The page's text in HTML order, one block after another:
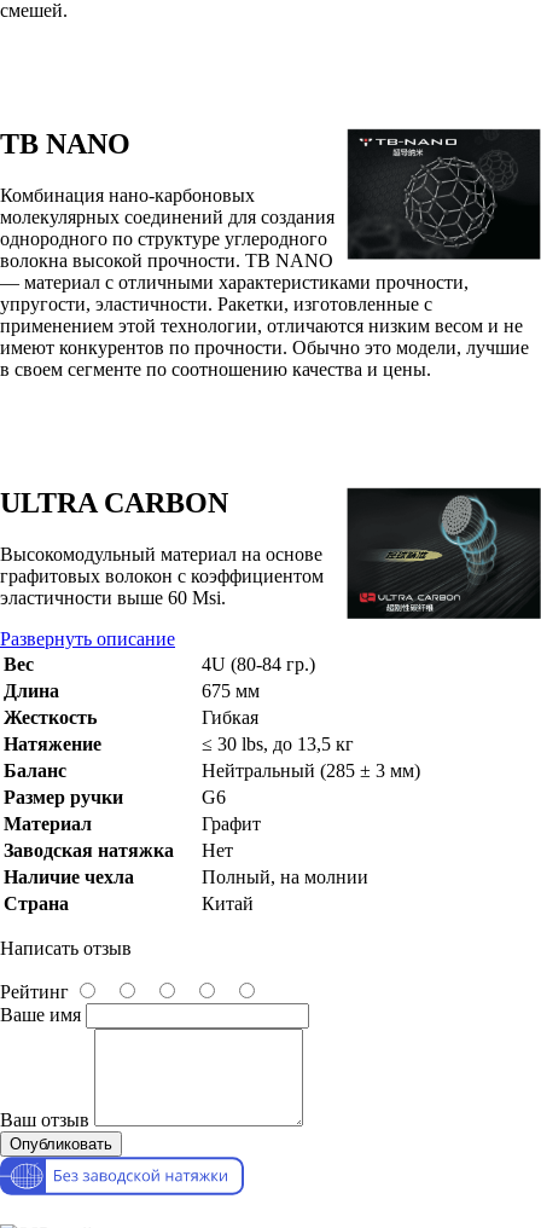
смешей.
TB NANO
Комбинация нано-карбоновых
молекулярных соединений для создания
однородного по структуре углеродного
волокна высокой прочности. TB NANO
— материал с отличными характеристиками прочности,
упругости, эластичности. Ракетки, изготовленные с
применением этой технологии, отличаются низким весом и не
имеют конкурентов по прочности. Обычно это модели, лучшие
в своем сегменте по соотношению качества и цены.
ULTRA CARBON
Высокомодульный материал на основе
графитовых волокон с коэффициентом
эластичности выше 60 Msi.
Развернуть описание
Вес
4U (80-84 гр.)
Длина
675 мм
Жесткость
Гибкая
Натяжение
≤ 30 lbs, до 13,5 кг
Баланс
Нейтральный (285 ± 3 мм)
Размер ручки
G6
Материал
Графит
Заводская натяжка
Нет
Наличие чехла
Полный, на молнии
Страна
Китай
Написать отзыв
Рейтинг
Ваше имя
Ваш отзыв
Опубликовать